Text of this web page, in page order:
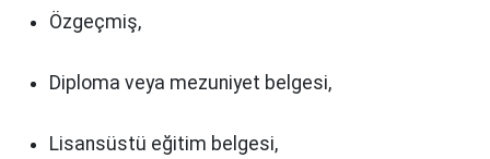
Özgeçmiş,
Diploma veya mezuniyet belgesi,
Lisansüstü eğitim belgesi,